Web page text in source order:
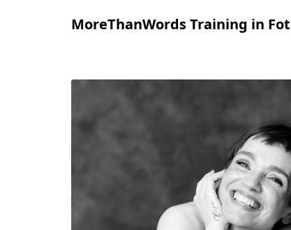
MoreThanWords Training in